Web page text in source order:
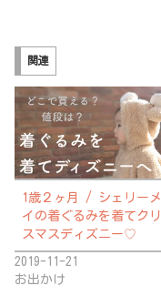
関連
1歳２ヶ月 / シェリーメ
イの着ぐるみを着てクリ
スマスディズニー♡
2019-11-21
お出かけ